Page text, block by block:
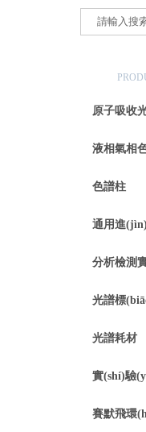
原子吸收
液相氣相
色譜柱
通用進
分析檢測
光譜標
光譜耗材
實(shí)驗
賽默飛環